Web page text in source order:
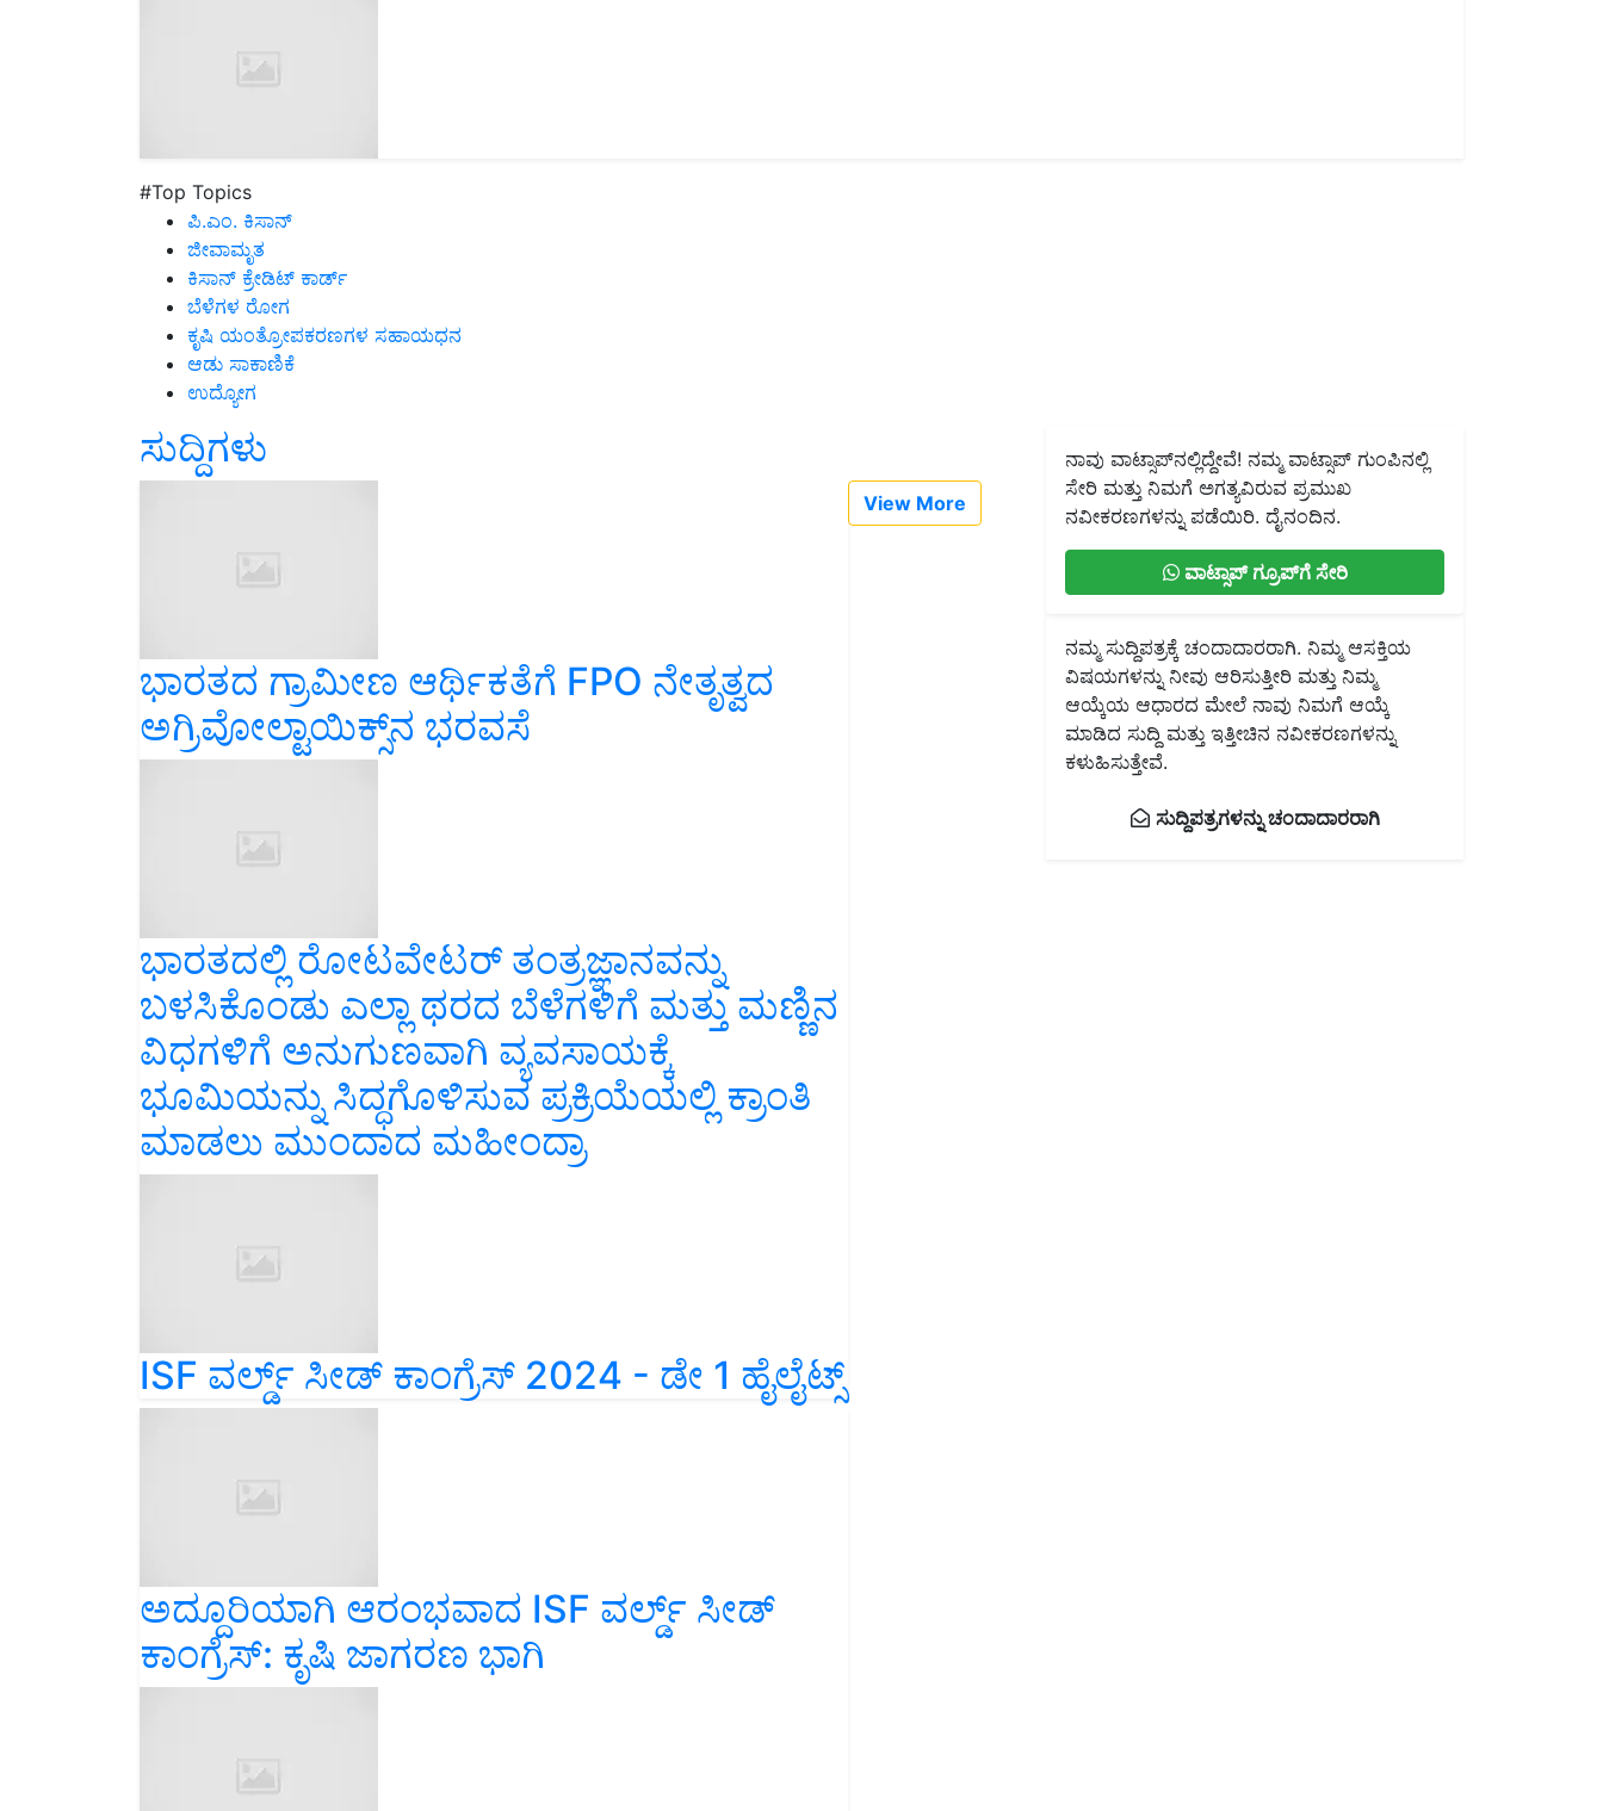
#Top Topics
ಪಿ.ಎಂ. ಕಿಸಾನ್
ಜೀವಾಮೃತ
ಕಿಸಾನ್ ಕ್ರೇಡಿಟ್ ಕಾರ್ಡ್
ಬೆಳೆಗಳ ರೋಗ
ಕೃಷಿ ಯಂತ್ರೋಪಕರಣಗಳ ಸಹಾಯಧನ
ಆಡು ಸಾಕಾಣಿಕೆ
ಉದ್ಯೋಗ
ಸುದ್ದಿಗಳು
View More
ಭಾರತದ ಗ್ರಾಮೀಣ ಆರ್ಥಿಕತೆಗೆ FPO ನೇತೃತ್ವದ
ಅಗ್ರಿವೋಲ್ಟಾಯಿಕ್ಸ್‌ನ ಭರವಸೆ
ಭಾರತದಲ್ಲಿ ರೋಟವೇಟರ್ ತಂತ್ರಜ್ಞಾನವನ್ನು
ಬಳಸಿಕೊಂಡು ಎಲ್ಲಾ ಥರದ ಬೆಳೆಗಳಿಗೆ ಮತ್ತು ಮಣ್ಣಿನ
ವಿಧಗಳಿಗೆ ಅನುಗುಣವಾಗಿ ವ್ಯವಸಾಯಕ್ಕೆ
ಭೂಮಿಯನ್ನು ಸಿದ್ಧಗೊಳಿಸುವ ಪ್ರಕ್ರಿಯೆಯಲ್ಲಿ ಕ್ರಾಂತಿ
ಮಾಡಲು ಮುಂದಾದ ಮಹೀಂದ್ರಾ
ISF ವರ್ಲ್ಡ್ ಸೀಡ್ ಕಾಂಗ್ರೆಸ್ 2024 - ಡೇ 1 ಹೈಲೈಟ್ಸ್‌
ಅದ್ದೂರಿಯಾಗಿ ಆರಂಭವಾದ ISF ವರ್ಲ್ಡ್ ಸೀಡ್
ಕಾಂಗ್ರೆಸ್: ಕೃಷಿ ಜಾಗರಣ ಭಾಗಿ
ನಾವು ವಾಟ್ಸಾಪ್‌ನಲ್ಲಿದ್ದೇವೆ! ನಮ್ಮ ವಾಟ್ಸಾಪ್ ಗುಂಪಿನಲ್ಲಿ
ಸೇರಿ ಮತ್ತು ನಿಮಗೆ ಅಗತ್ಯವಿರುವ ಪ್ರಮುಖ
ನವೀಕರಣಗಳನ್ನು ಪಡೆಯಿರಿ. ದೈನಂದಿನ.
ವಾಟ್ಸಾಪ್ ಗ್ರೂಪ್‌ಗೆ ಸೇರಿ
ನಮ್ಮ ಸುದ್ದಿಪತ್ರಕ್ಕೆ ಚಂದಾದಾರರಾಗಿ. ನಿಮ್ಮ ಆಸಕ್ತಿಯ
ವಿಷಯಗಳನ್ನು ನೀವು ಆರಿಸುತ್ತೀರಿ ಮತ್ತು ನಿಮ್ಮ
ಆಯ್ಕೆಯ ಆಧಾರದ ಮೇಲೆ ನಾವು ನಿಮಗೆ ಆಯ್ಕೆ
ಮಾಡಿದ ಸುದ್ದಿ ಮತ್ತು ಇತ್ತೀಚಿನ ನವೀಕರಣಗಳನ್ನು
ಕಳುಹಿಸುತ್ತೇವೆ.
ಸುದ್ದಿಪತ್ರಗಳನ್ನು ಚಂದಾದಾರರಾಗಿ